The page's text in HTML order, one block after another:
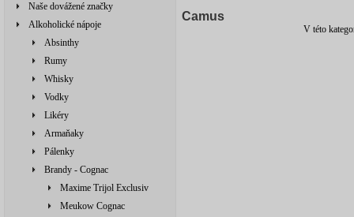
Naše dovážené značky
Alkoholické nápoje
Absinthy
Rumy
Whisky
Vodky
Likéry
Armaňaky
Pálenky
Brandy - Cognac
Maxime Trijol Exclusiv
Meukow Cognac
Camus
V této